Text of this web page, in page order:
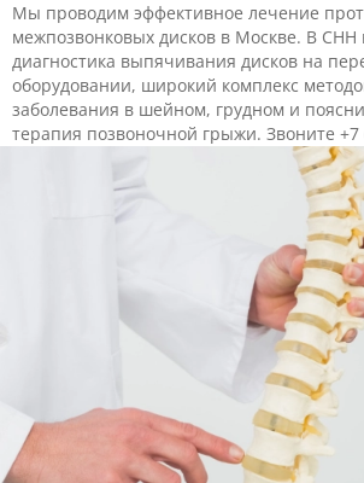
Мы проводим эффективное лечение
межпозвонковых дисков в Москве. В CHH
диагностика выпячивания дисков на
оборудовании, широкий комплекс
заболевания в шейном, грудном и
терапия позвоночной грыжи. Звоните +7